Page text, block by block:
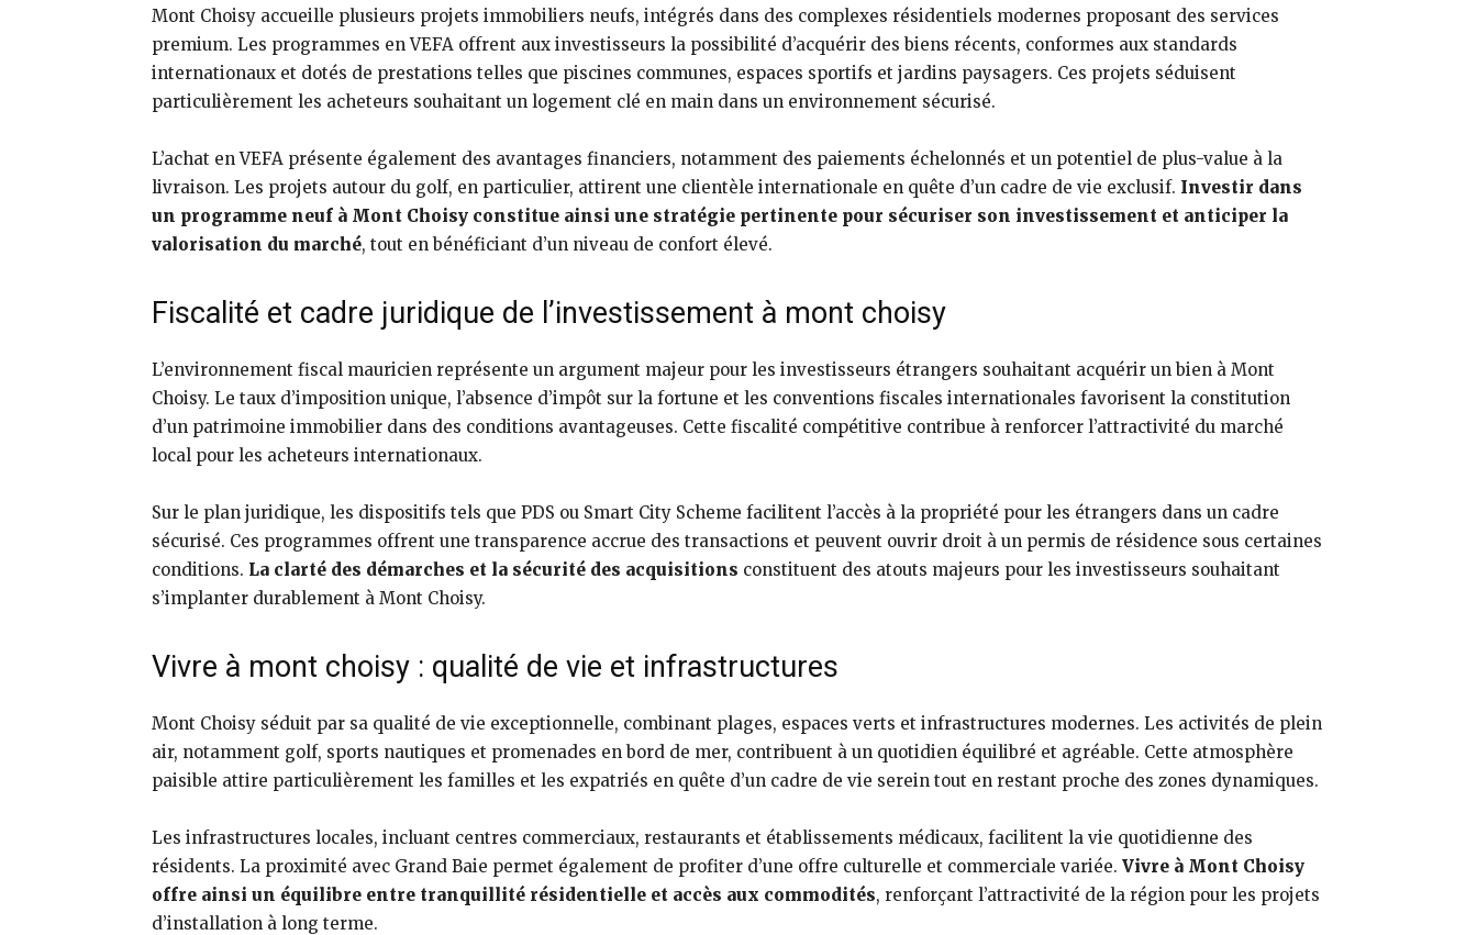
Mont Choisy accueille plusieurs projets immobiliers neufs, intégrés dans des complexes résidentiels modernes proposant des services
premium. Les programmes en VEFA offrent aux investisseurs la possibilité d’acquérir des biens récents, conformes aux standards
internationaux et dotés de prestations telles que piscines communes, espaces sportifs et jardins paysagers. Ces projets séduisent
particulièrement les acheteurs souhaitant un logement clé en main dans un environnement sécurisé.
L’achat en VEFA présente également des avantages financiers, notamment des paiements échelonnés et un potentiel de plus-value à la
livraison. Les projets autour du golf, en particulier, attirent une clientèle internationale en quête d’un cadre de vie exclusif. Investir dans
un programme neuf à Mont Choisy constitue ainsi une stratégie pertinente pour sécuriser son investissement et anticiper la
valorisation du marché, tout en bénéficiant d’un niveau de confort élevé.
Fiscalité et cadre juridique de l’investissement à mont choisy
L’environnement fiscal mauricien représente un argument majeur pour les investisseurs étrangers souhaitant acquérir un bien à Mont
Choisy. Le taux d’imposition unique, l’absence d’impôt sur la fortune et les conventions fiscales internationales favorisent la constitution
d’un patrimoine immobilier dans des conditions avantageuses. Cette fiscalité compétitive contribue à renforcer l’attractivité du marché
local pour les acheteurs internationaux.
Sur le plan juridique, les dispositifs tels que PDS ou Smart City Scheme facilitent l’accès à la propriété pour les étrangers dans un cadre
sécurisé. Ces programmes offrent une transparence accrue des transactions et peuvent ouvrir droit à un permis de résidence sous certaines
conditions. La clarté des démarches et la sécurité des acquisitions constituent des atouts majeurs pour les investisseurs souhaitant
s’implanter durablement à Mont Choisy.
Vivre à mont choisy : qualité de vie et infrastructures
Mont Choisy séduit par sa qualité de vie exceptionnelle, combinant plages, espaces verts et infrastructures modernes. Les activités de plein
air, notamment golf, sports nautiques et promenades en bord de mer, contribuent à un quotidien équilibré et agréable. Cette atmosphère
paisible attire particulièrement les familles et les expatriés en quête d’un cadre de vie serein tout en restant proche des zones dynamiques.
Les infrastructures locales, incluant centres commerciaux, restaurants et établissements médicaux, facilitent la vie quotidienne des
résidents. La proximité avec Grand Baie permet également de profiter d’une offre culturelle et commerciale variée. Vivre à Mont Choisy
offre ainsi un équilibre entre tranquillité résidentielle et accès aux commodités, renforçant l’attractivité de la région pour les projets
d’installation à long terme.